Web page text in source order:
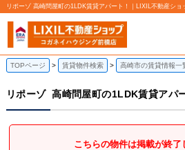
リポーゾ 高崎問屋町の1LDK賃貸アパート！｜LIXIL不動産ショ
TOPページ 賃貸物件検索 高崎市の賃貸情報一
リポーゾ 高崎問屋町の1LDK賃貸アパ
こちらの物件は掲載が終了